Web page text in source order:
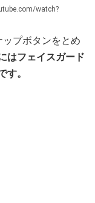
watch?
プボタンをとめ
はフェイスガード
す。